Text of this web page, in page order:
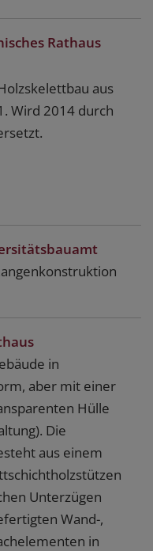
Rathaus
aus
Wird 2014 durch
in
aber mit einer
Hülle
Die
aus einem
Unterzügen
Wand-,
in